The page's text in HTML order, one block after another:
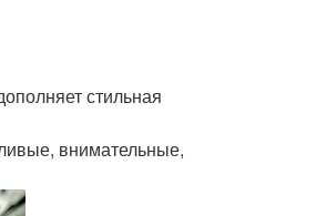
стильная
внимательные,